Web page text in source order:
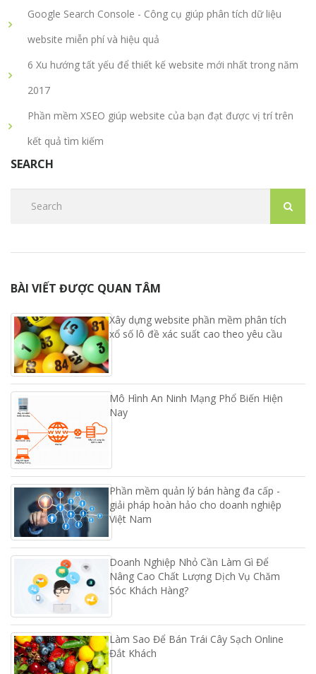
Google Search Console - Công cụ giúp phân tích dữ liệu
website miễn phí và hiệu quả
6 Xu hướng tất yếu để thiết kế website mới nhất trong năm
2017
Phần mềm XSEO giúp website của bạn đạt được vị trí trên
kết quả tìm kiếm
SEARCH
BÀI VIẾT ĐƯỢC QUAN TÂM
Xây dựng website phần mềm phân tích
xổ số lô đề xác suất cao theo yêu cầu
Mô Hình An Ninh Mạng Phổ Biến Hiện
Nay
Phần mềm quản lý bán hàng đa cấp -
giải pháp hoàn hảo cho doanh nghiệp
Việt Nam
Doanh Nghiệp Nhỏ Cần Làm Gì Để
Nâng Cao Chất Lượng Dịch Vụ Chăm
Sóc Khách Hàng?
Làm Sao Để Bán Trái Cây Sạch Online
Đắt Khách